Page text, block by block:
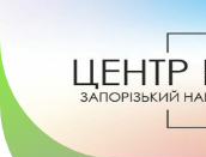
до
вмісту